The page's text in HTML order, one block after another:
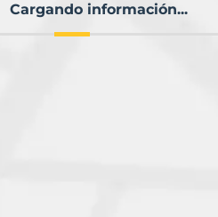
Cargando información...